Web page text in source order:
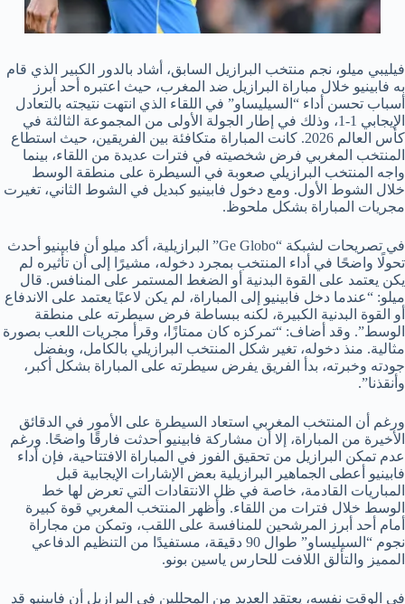
فيليبي ميلو، نجم منتخب البرازيل السابق، أشاد بالدور الكبير الذي قام
به فابينيو خلال مباراة البرازيل ضد المغرب، حيث اعتبره أحد أبرز
أسباب تحسن أداء “السيليساو” في اللقاء الذي انتهت نتيجته بالتعادل
الإيجابي 1-1، وذلك في إطار الجولة الأولى من المجموعة الثالثة في
كأس العالم 2026. كانت المباراة متكافئة بين الفريقين، حيث استطاع
المنتخب المغربي فرض شخصيته في فترات عديدة من اللقاء، بينما
واجه المنتخب البرازيلي صعوبة في السيطرة على منطقة الوسط
خلال الشوط الأول. ومع دخول فابينيو كبديل في الشوط الثاني، تغيرت
مجريات المباراة بشكل ملحوظ.
في تصريحات لشبكة “Ge Globo” البرازيلية، أكد ميلو أن فابينيو أحدث
تحولًا واضحًا في أداء المنتخب بمجرد دخوله، مشيرًا إلى أن تأثيره لم
يكن يعتمد على القوة البدنية أو الضغط المستمر على المنافس. قال
ميلو: “عندما دخل فابينيو إلى المباراة، لم يكن لاعبًا يعتمد على الاندفاع
أو القوة البدنية الكبيرة، لكنه ببساطة فرض سيطرته على منطقة
الوسط”. وقد أضاف: “تمركزه كان ممتازًا، وقرأ مجريات اللعب بصورة
مثالية. منذ دخوله، تغير شكل المنتخب البرازيلي بالكامل، وبفضل
جودته وخبرته، بدأ الفريق يفرض سيطرته على المباراة بشكل أكبر،
وأنقذنا”.
ورغم أن المنتخب المغربي استعاد السيطرة على الأمور في الدقائق
الأخيرة من المباراة، إلا أن مشاركة فابينيو أحدثت فارقًا واضحًا. ورغم
عدم تمكن البرازيل من تحقيق الفوز في المباراة الافتتاحية، فإن أداء
فابينيو أعطى الجماهير البرازيلية بعض الإشارات الإيجابية قبل
المباريات القادمة، خاصة في ظل الانتقادات التي تعرض لها خط
الوسط خلال فترات من اللقاء. وأظهر المنتخب المغربي قوة كبيرة
أمام أحد أبرز المرشحين للمنافسة على اللقب، وتمكن من مجاراة
نجوم “السيليساو” طوال 90 دقيقة، مستفيدًا من التنظيم الدفاعي
المميز والتألق اللافت للحارس ياسين بونو.
في الوقت نفسه، يعتقد العديد من المحللين في البرازيل أن فابينيو قد